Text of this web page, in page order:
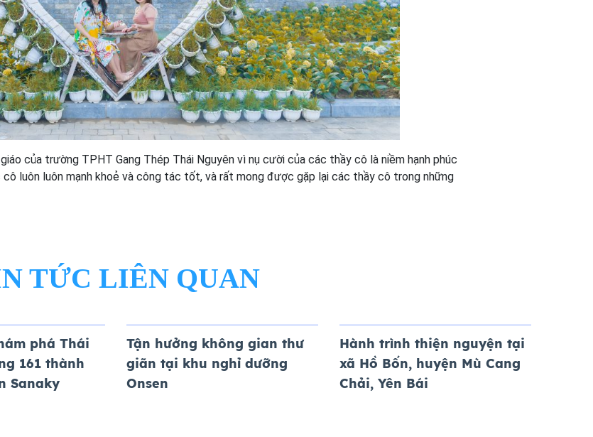
của trường TPHT Gang Thép Thái Nguyên vì nụ cười của các thầy cô là niềm hạnh phúc
luôn luôn mạnh khoẻ và công tác tốt, và rất mong được gặp lại các thầy cô trong những
TỨC LIÊN QUAN
phá Thái
161 thành
Sanaky
Tận hưởng không gian thư
giãn tại khu nghỉ dưỡng
Onsen
Hành trình thiện nguyện tại
xã Hồ Bốn, huyện Mù Cang
Chải, Yên Bái